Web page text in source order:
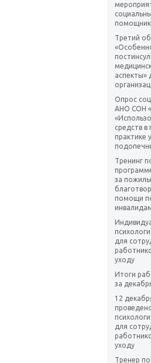
Третий
аспекты»
Опрос
АНО СОН
средств в
практике
Тренинг
за
помощи
для
уходу
Итоги
за
12
для
уходу
Тренер